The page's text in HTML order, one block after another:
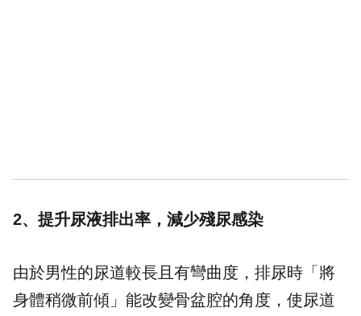
2、提升尿液排出率，減少殘尿感染
由於男性的尿道較長且有彎曲度，排尿時「將
身體稍微前傾」能改變骨盆腔的角度，使尿道